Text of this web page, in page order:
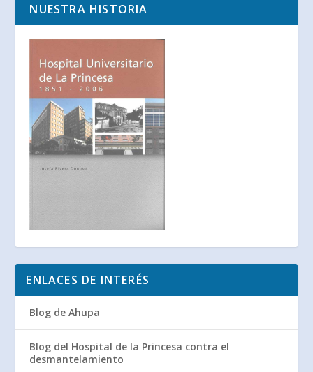
NUESTRA HISTORIA
ENLACES DE INTERÉS
Blog de Ahupa
Blog del Hospital de la Princesa contra el
desmantelamiento